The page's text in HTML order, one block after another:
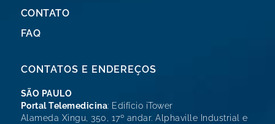
CONTATO
FAQ
CONTATOS E ENDEREÇOS
SÃO PAULO
Portal Telemedicina: Edifício iTower
Alameda Xingu, 350, 17º andar. Alphaville Industrial e